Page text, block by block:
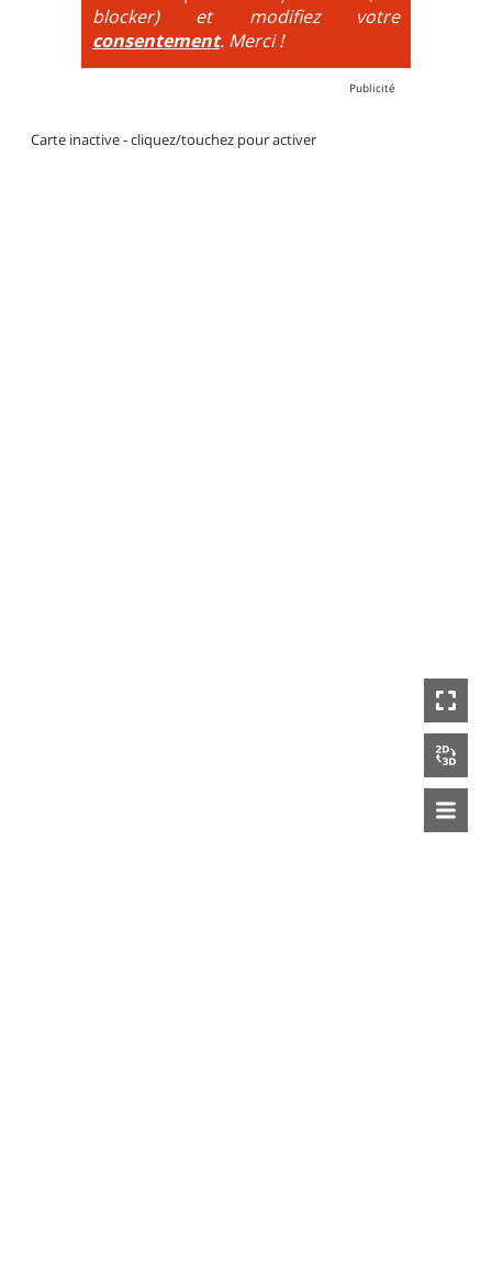
blocker) et modifiez votre
consentement. Merci !